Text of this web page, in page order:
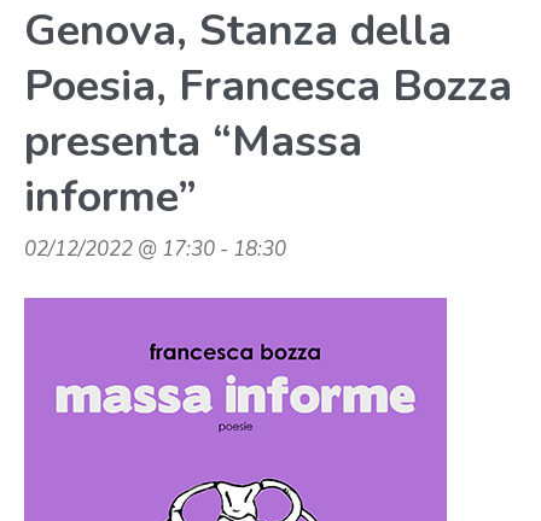
Genova, Stanza della
Poesia, Francesca Bozza
presenta “Massa
informe”
02/12/2022 @ 17:30 - 18:30